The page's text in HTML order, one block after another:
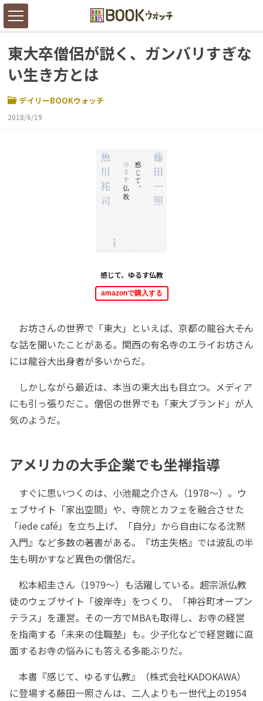
東大卒僧侶が説く、ガンバリすぎな
い生き方とは
デイリーBOOKウォッチ
2018/6/19
感じて、ゆるす仏教
amazonで購入する
お坊さんの世界で「東大」といえば、京都の龍谷大――そん
な話を聞いたことがある。関西の有名寺のエライお坊さん
には龍谷大出身者が多いからだ。
しかしながら最近は、本当の東大出も目立つ。メディア
にも引っ張りだこ。僧侶の世界でも「東大ブランド」が人
気のようだ。
アメリカの大手企業でも坐禅指導
すぐに思いつくのは、小池龍之介さん（1978～）。ウ
ェブサイト「家出空間」や、寺院とカフェを融合させた
「iede café」を立ち上げ、「自分」から自由になる沈黙
入門』など多数の著書がある。『坊主失格』では波乱の半
生も明かすなど異色の僧侶だ。
松本紹圭さん（1979～）も活躍している。超宗派仏教
徒のウェブサイト「彼岸寺」をつくり、「神谷町オープン
テラス」を運営。その一方でMBAも取得し、お寺の経営
を指南する「未来の住職塾」も。少子化などで経営難に直
面するお寺の悩みにも答える多能ぶりだ。
本書『感じて、ゆるす仏教』（株式会社KADOKAWA）
に登場する藤田一照さんは、二人よりも一世代上の1954